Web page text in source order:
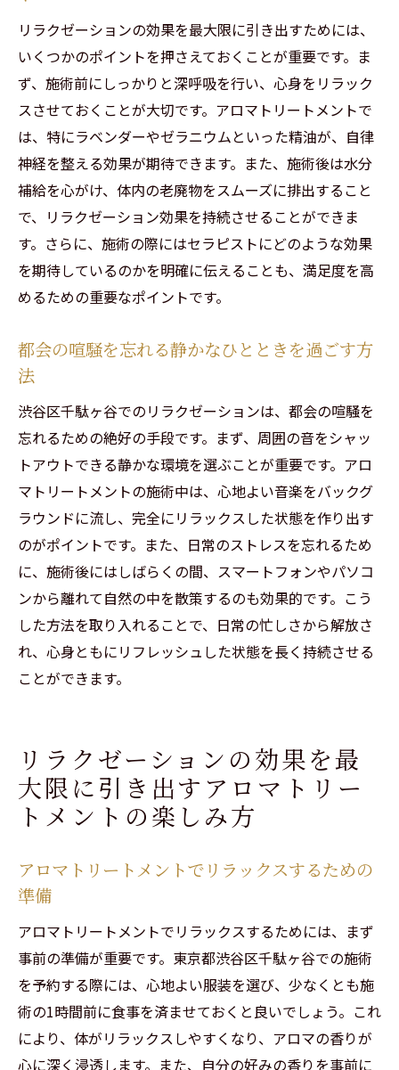
ストレス軽減に役立つアロマトリートメン
ト
心と体のストレスを解放するための方法
毎日の生活にリラクゼーションを取り入れ
るコツ
ストレスから自由になるためのリラクゼー
ション実践法
日常生活におけるリラクゼーションの効果
的な取り入れ方
心の健康を保つためにリラクゼーションが
果たす役割
渋谷区千駄ヶ谷で体験するリラクゼーションで
ント
心と体の調和を促すアロマトリートメント
リラクゼーションで得られる心と体のバラ
ンス効果
心身のバランスを保つためのリラクゼーシ
ョン法
千駄ヶ谷でのリラクゼーション体験がもた
らす変化
心と体のバランスを整えるための日常的な
実践
リラクゼーションの効果を最大限に引き出すためには、
いくつかのポイントを押さえておくことが重要です。ま
ず、施術前にしっかりと深呼吸を行い、心身をリラック
スさせておくことが大切です。アロマトリートメントで
は、特にラベンダーやゼラニウムといった精油が、自律
神経を整える効果が期待できます。また、施術後は水分
補給を心がけ、体内の老廃物をスムーズに排出すること
で、リラクゼーション効果を持続させることができま
す。さらに、施術の際にはセラピストにどのような効果
を期待しているのかを明確に伝えることも、満足度を高
めるための重要なポイントです。
都会の喧騒を忘れる静かなひとときを過ごす方
法
渋谷区千駄ヶ谷でのリラクゼーションは、都会の喧騒を
忘れるための絶好の手段です。まず、周囲の音をシャッ
トアウトできる静かな環境を選ぶことが重要です。アロ
マトリートメントの施術中は、心地よい音楽をバックグ
ラウンドに流し、完全にリラックスした状態を作り出す
のがポイントです。また、日常のストレスを忘れるため
に、施術後にはしばらくの間、スマートフォンやパソコ
ンから離れて自然の中を散策するのも効果的です。こう
した方法を取り入れることで、日常の忙しさから解放さ
れ、心身ともにリフレッシュした状態を長く持続させる
ことができます。
リラクゼーションの効果を最
大限に引き出すアロマトリー
トメントの楽しみ方
アロマトリートメントでリラックスするための
準備
アロマトリートメントでリラックスするためには、まず
事前の準備が重要です。東京都渋谷区千駄ヶ谷での施術
を予約する際には、心地よい服装を選び、少なくとも施
術の1時間前に食事を済ませておくと良いでしょう。これ
により、体がリラックスしやすくなり、アロマの香りが
心に深く浸透します。また、自分の好みの香りを事前に